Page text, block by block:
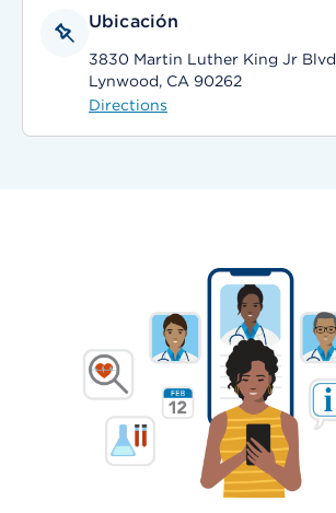
Ubicación
3830 Martin Luther King Jr Blvd
Lynwood, CA 90262
Directions